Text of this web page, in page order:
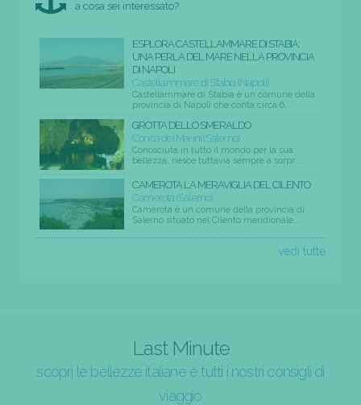
a cosa sei interessato?
ESPLORA CASTELLAMMARE DI STABIA:
UNA PERLA DEL MARE NELLA PROVINCIA
DI NAPOLI
Castellammare di Stabia (Napoli)
Castellammare di Stabia è un comune della
provincia di Napoli che conta circa 6...
GROTTA DELLO SMERALDO
Conca dei Marini (Salerno)
Conosciuta in tutto il mondo per la sua
bellezza, riesce tuttavia sempre a sorpr...
CAMEROTA LA MERAVIGLIA DEL CILENTO
Camerota (Salerno)
Camerota è un comune della provincia di
Salerno situato nel Cilento meridionale...
vedi tutte
Last Minute
scopri le bellezze italiane e tutti i nostri consigli di
viaggio